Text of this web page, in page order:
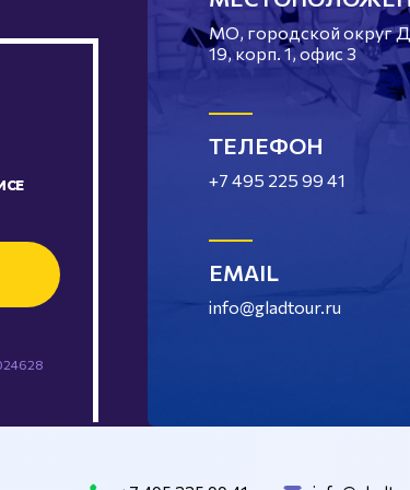
МО, городской округ
19, корп. 1, офис 3
ТЕЛЕФОН
+7 495 225 99 41
EMAIL
info@gladtour.ru